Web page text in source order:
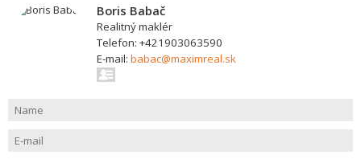
Boris Babač
Realitný maklér
Telefon: +421903063590
E-mail: babac@maximreal.sk